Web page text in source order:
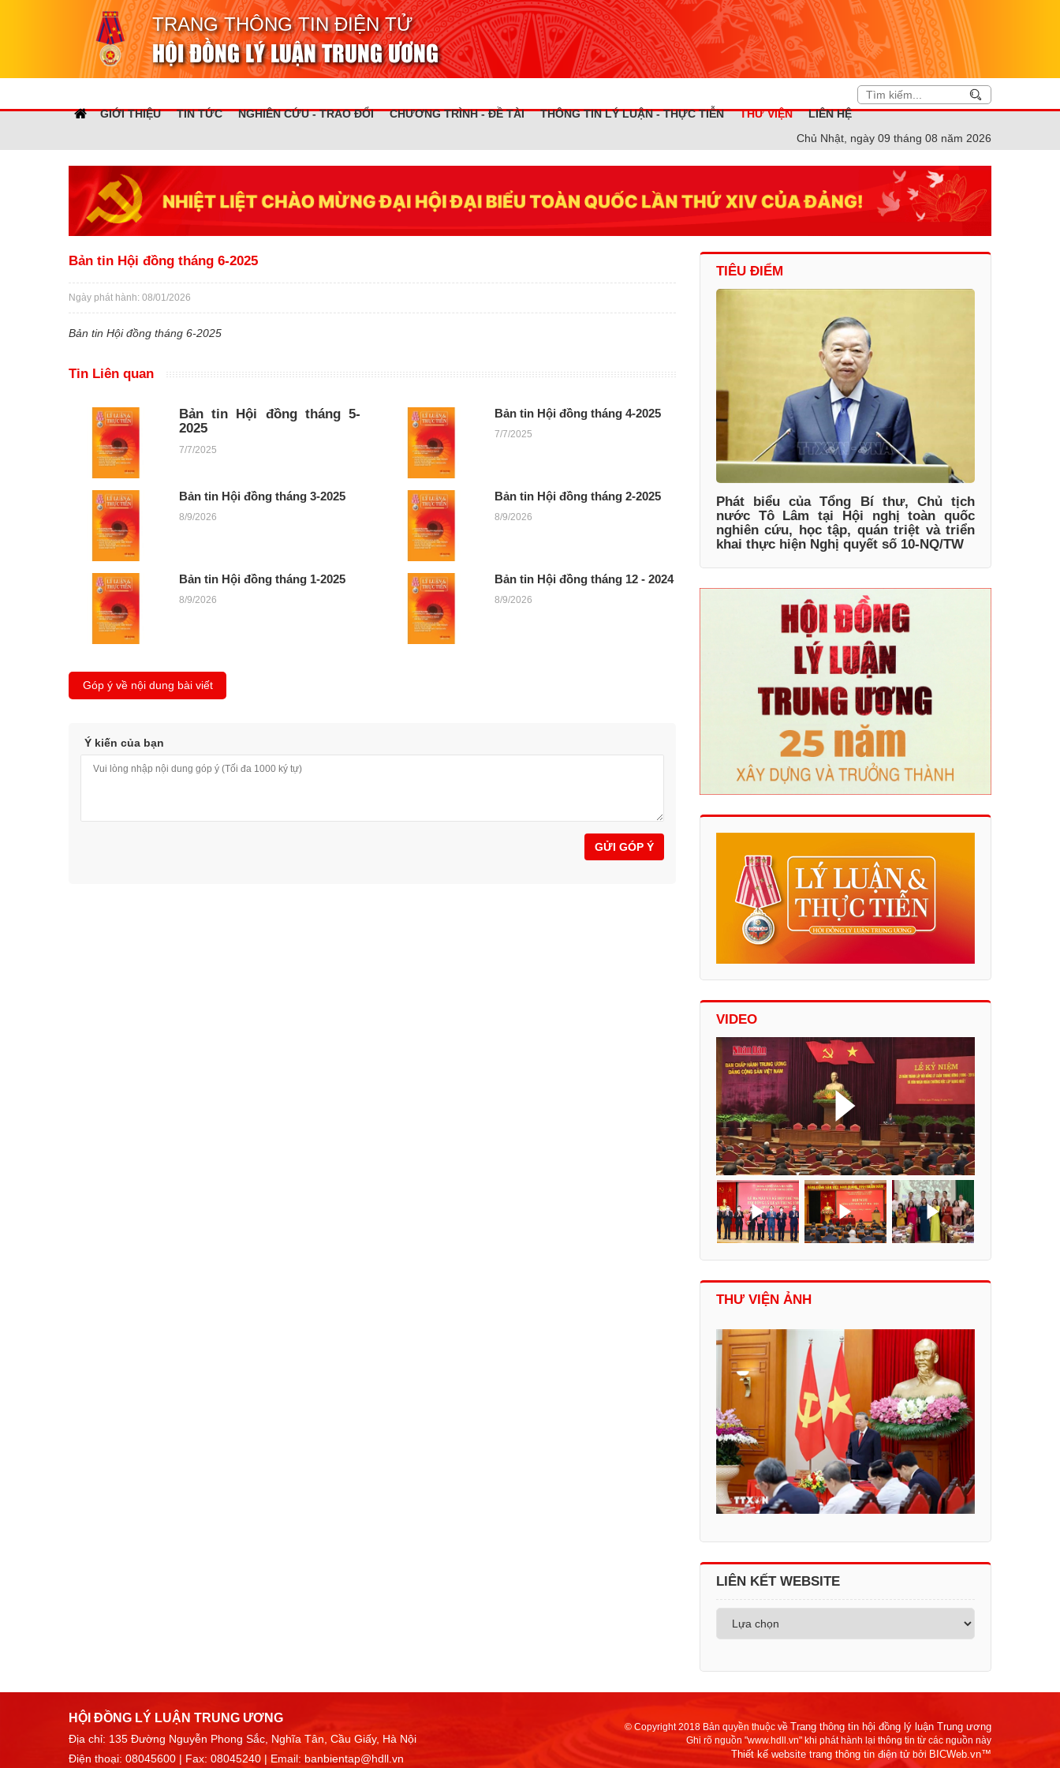
TRANG THÔNG TIN ĐIỆN TỬ
HỘI ĐỒNG LÝ LUẬN TRUNG ƯƠNG
GIỚI THIỆU TIN TỨC NGHIÊN CỨU - TRAO ĐỔI CHƯƠNG TRÌNH - ĐỀ TÀI THÔNG TIN LÝ LUẬN - THỰC TIỄN THƯ VIỆN
LIÊN HỆ
Chủ Nhật, ngày 09 tháng 08 năm 2026
Bản tin Hội đồng tháng 6-2025
Ngày phát hành: 08/01/2026
Bản tin Hội đồng tháng 6-2025
Tin Liên quan
Bản tin Hội đồng tháng 5-
2025
7/7/2025
Bản tin Hội đồng tháng 4-2025
7/7/2025
Bản tin Hội đồng tháng 3-2025
8/9/2026
Bản tin Hội đồng tháng 2-2025
8/9/2026
Bản tin Hội đồng tháng 1-2025
8/9/2026
Bản tin Hội đồng tháng 12 - 2024
8/9/2026
Góp ý về nội dung bài viết
Ý kiến của bạn
GỬI GÓP Ý
TIÊU ĐIỂM
Phát biểu của Tổng Bí thư, Chủ tịch
nước Tô Lâm tại Hội nghị toàn quốc
nghiên cứu, học tập, quán triệt và triển
khai thực hiện Nghị quyết số 10-NQ/TW
VIDEO
THƯ VIỆN ẢNH
LIÊN KẾT WEBSITE
HỘI ĐỒNG LÝ LUẬN TRUNG ƯƠNG
Địa chỉ: 135 Đường Nguyễn Phong Sắc, Nghĩa Tân, Cầu Giấy, Hà Nội
Điện thoại: 08045600 | Fax: 08045240 | Email: banbientap@hdll.vn
© Copyright 2018 Bản quyền thuộc về Trang thông tin hội đồng lý luận Trung ương
Ghi rõ nguồn "www.hdll.vn" khi phát hành lại thông tin từ các nguồn này
Thiết kế website trang thông tin điện tử bởi BICWeb.vn™